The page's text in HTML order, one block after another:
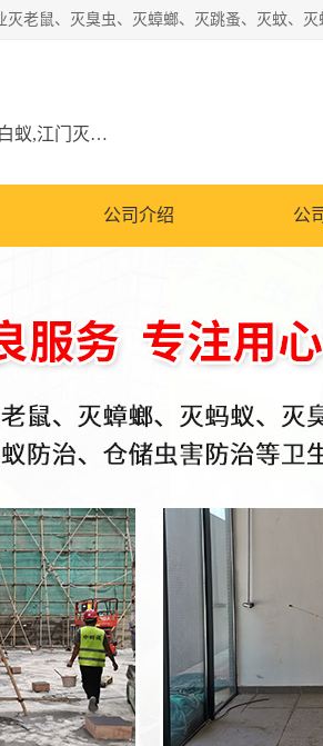
江门除四害公司,江门灭鼠电话,江门灭蟑螂,江门灭白蚁,江门灭鼠江门
公司介绍 公